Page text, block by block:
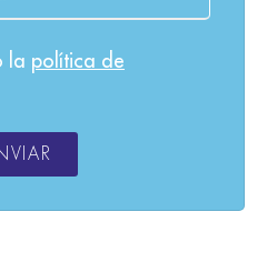
la política de